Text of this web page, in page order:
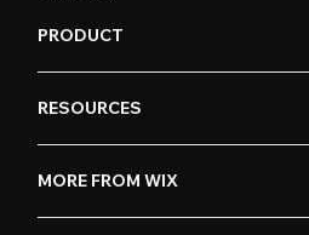
PRODUCT
RESOURCES
MORE FROM WIX